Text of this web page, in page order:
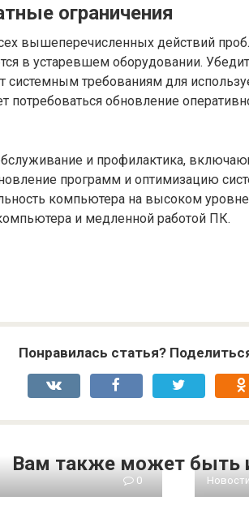
ограничения
вышеперечисленных действий
в устаревшем оборудовании.
системным требованиям для
потребоваться обновление
и профилактика,
программ и оптимизацию
компьютера на высоком
и медленной работой ПК.
Понравилась статья?
Вам также может быть
0 Новости